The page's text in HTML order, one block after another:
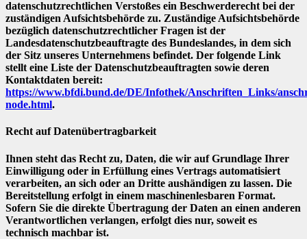
datenschutzrechtlichen Verstoßes ein Beschwerderecht bei der
zuständigen Aufsichtsbehörde zu. Zuständige Aufsichtsbehörde
bezüglich datenschutzrechtlicher Fragen ist der
Landesdatenschutzbeauftragte des Bundeslandes, in dem sich
der Sitz unseres Unternehmens befindet. Der folgende Link
stellt eine Liste der Datenschutzbeauftragten sowie deren
Kontaktdaten bereit:
https://www.bfdi.bund.de/DE/Infothek/Anschriften_Links/
node.html.
Recht auf Datenübertragbarkeit
Ihnen steht das Recht zu, Daten, die wir auf Grundlage Ihrer
Einwilligung oder in Erfüllung eines Vertrags automatisiert
verarbeiten, an sich oder an Dritte aushändigen zu lassen. Die
Bereitstellung erfolgt in einem maschinenlesbaren Format.
Sofern Sie die direkte Übertragung der Daten an einen anderen
Verantwortlichen verlangen, erfolgt dies nur, soweit es
technisch machbar ist.